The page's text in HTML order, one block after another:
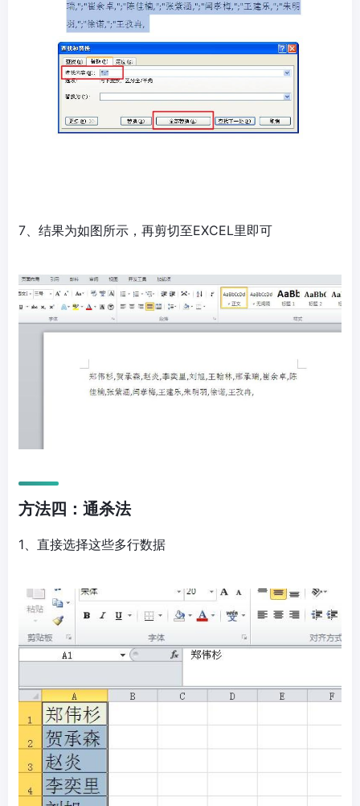
7、结果为如图所示，再剪切至EXCEL里即可
方法四：通杀法
1、直接选择这些多行数据